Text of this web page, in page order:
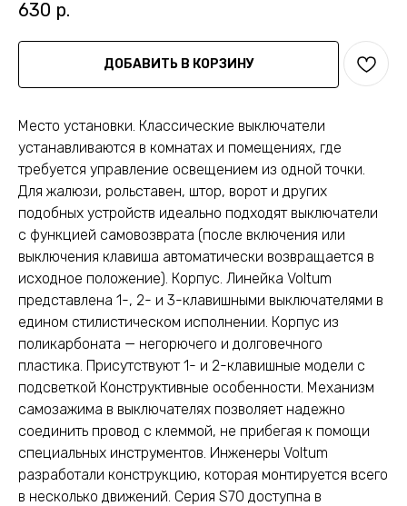
630 р.
ДОБАВИТЬ В КОРЗИНУ
Место установки. Классические выключатели
устанавливаются в комнатах и помещениях, где
требуется управление освещением из одной точки.
Для жалюзи, рольставен, штор, ворот и других
подобных устройств идеально подходят выключатели
с функцией самовозврата (после включения или
выключения клавиша автоматически возвращается в
исходное положение). Корпус. Линейка Voltum
представлена 1-, 2- и 3-клавишными выключателями в
едином стилистическом исполнении. Корпус из
поликарбоната — негорючего и долговечного
пластика. Присутствуют 1- и 2-клавишные модели с
подсветкой Конструктивные особенности. Механизм
самозажима в выключателях позволяет надежно
соединить провод с клеммой, не прибегая к помощи
специальных инструментов. Инженеры Voltum
разработали конструкцию, которая монтируется всего
в несколько движений. Серия S70 доступна в